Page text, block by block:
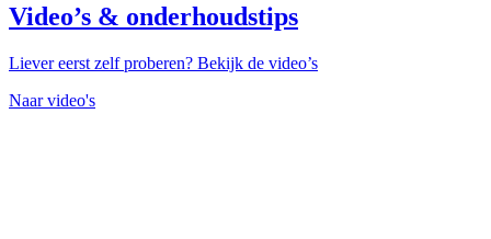
Video’s & onderhoudstips
Liever eerst zelf proberen? Bekijk de video’s
Naar video's